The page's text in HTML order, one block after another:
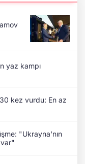
yaz kampı
kez vurdu: En az
"Ukrayna'nın